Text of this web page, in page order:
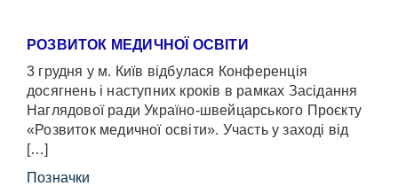
РОЗВИТОК МЕДИЧНОЇ ОСВІТИ
3 грудня у м. Київ відбулася Конференція
досягнень і наступних кроків в рамках Засідання
Наглядової ради Україно-швейцарського Проєкту
«Розвиток медичної освіти». Участь у заході від
[…]
Позначки